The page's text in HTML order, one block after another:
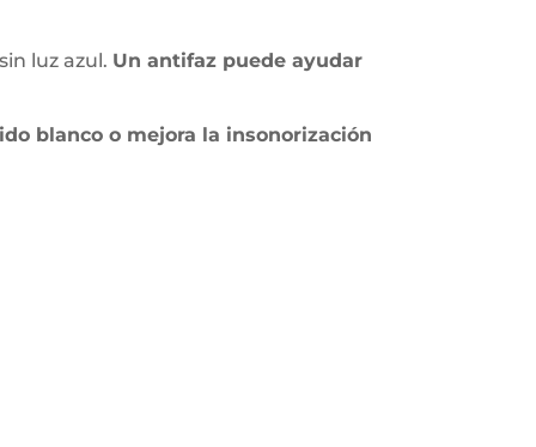
luz azul. Un antifaz puede ayudar
blanco o mejora la insonorización